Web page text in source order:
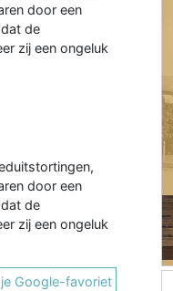
door een
de
zij een ongeluk
door een
de
zij een ongeluk
je Google-favoriet